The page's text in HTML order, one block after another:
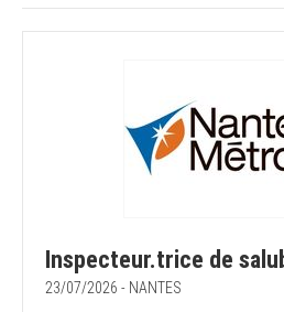
Inspecteur.trice de
23/07/2026 - NANTES